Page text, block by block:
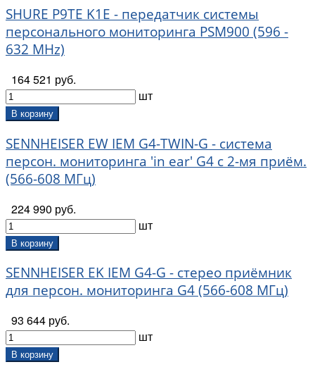
SHURE P9TE K1E - передатчик системы
персонального мониторинга PSM900 (596 -
632 MHz)
164 521 руб.
шт
В корзину
SENNHEISER EW IEM G4-TWIN-G - система
персон. мониторинга 'in ear' G4 с 2-мя приём.
(566-608 МГц)
224 990 руб.
шт
В корзину
SENNHEISER EK IEM G4-G - стерео приёмник
для персон. мониторинга G4 (566-608 МГц)
93 644 руб.
шт
В корзину